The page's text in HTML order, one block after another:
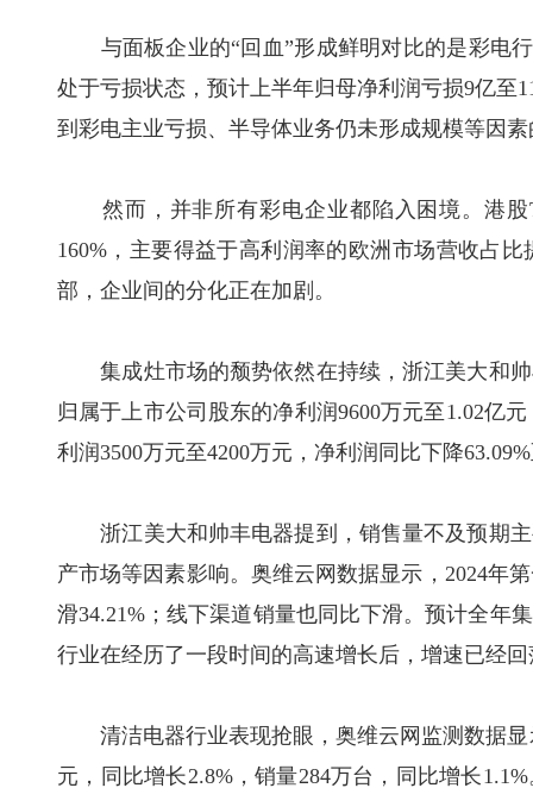
与面板企业的“回血”形成鲜明对比的是彩电
处于亏损状态，预计上半年归母净利润亏损9亿至
到彩电主业亏损、半导体业务仍未形成规模等因
然而，并非所有彩电企业都陷入困境。港股
160%，主要得益于高利润率的欧洲市场营收占
部，企业间的分化正在加剧。
集成灶市场的颓势依然在持续，浙江美大和帅
归属于上市公司股东的净利润9600万元至1.02亿
利润3500万元至4200万元，净利润同比下降
浙江美大和帅丰电器提到，销售量不及预期主
产市场等因素影响。奥维云网数据显示，2024年
滑34.21%；线下渠道销量也同比下滑。预计全年
行业在经历了一段时间的高速增长后，增速已经
清洁电器行业表现抢眼，奥维云网监测数据显
元，同比增长2.8%，销量284万台，同比增长